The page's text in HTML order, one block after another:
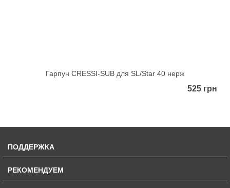
Гарпун CRESSI-SUB для SL/Star 40 нерж
525 грн
ПОДДЕРЖКА
РЕКОМЕНДУЕМ